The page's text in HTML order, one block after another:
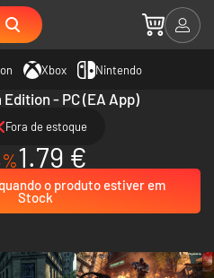
Xbox Nintendo
- PC (EA App)
Fora de estoque
1.79 €
o produto estiver em
Stock